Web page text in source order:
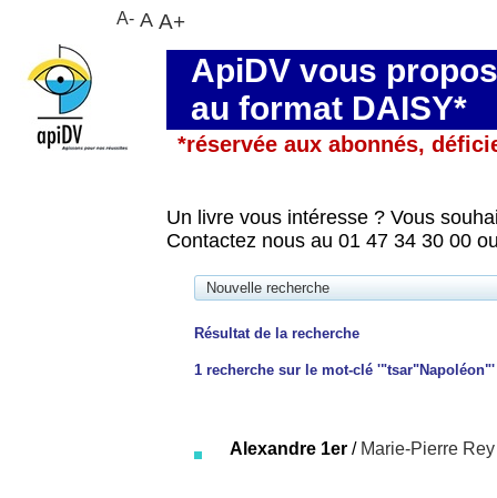
ApiDV vous
au format DAISY*
*réservée aux abonnés,
Un livre vous intéresse ? Vous
Contactez nous au 01 47 34 30 00
Nouvelle recherche
Résultat de la recherche
1 recherche sur le mot-clé '"tsar"Napoléon"'
Alexandre 1er / Marie-Pierre Rey
A- A A+